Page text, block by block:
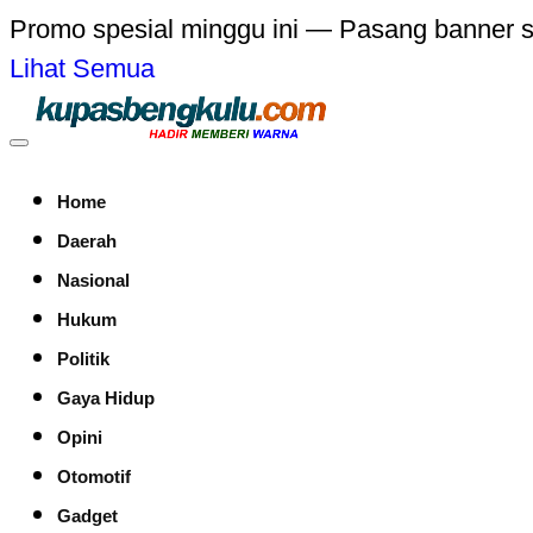
Promo spesial minggu ini — Pasang banner
Lihat Semua
Home
Daerah
Nasional
Hukum
Politik
Gaya Hidup
Opini
Otomotif
Gadget